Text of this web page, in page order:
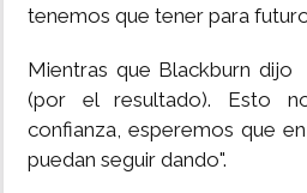
tenemos que tener para
Mientras que Blackburn
(por el resultado). Esto
confianza, esperemos que
puedan seguir dando".